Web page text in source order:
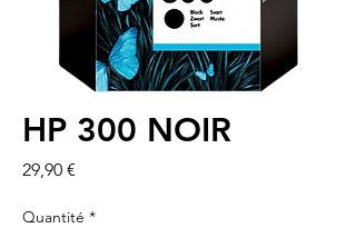
HP 300 NOIR
29,90 €
Quantité *